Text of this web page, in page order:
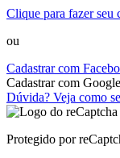
Clique para fazer seu
ou
Cadastrar com
Cadastrar com Google
Dúvida? Veja como
Protegido por